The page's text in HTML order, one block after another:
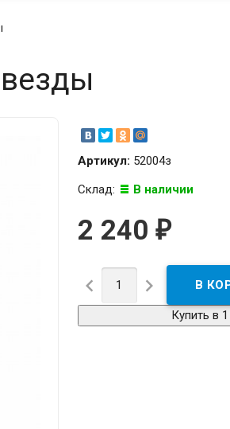
Артикул: 52004з
Склад:
В наличии
2 240 ₽
 
Купить в